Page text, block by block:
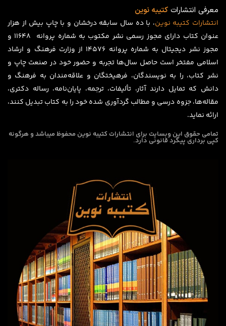
معرفی انتشاراتکتیبه نوین
انتشارات کتیبه نوین، با ده سال سابقه درخشان و با چاپ بیش از هزار
عنوان کتاب دارای مجوز رسمی نشر مکتوب به شماره پروانه ۱۱۶۴۸ و
مجوز نشر دیجیتال به شماره پروانه 14576 از وزارت فرهنگ و ارشاد
اسلامی مفتخر است حاصل سال‌ها تجربه و حضور خود در صنعت چاپ و
نشر کتاب، را به نویسندگان، فرهیختگان و علاقه‌مندان به فرهنگ و
دانش که تمایل دارند آثار، تألیفات، ترجمه، پایان‌نامه، رساله دکتری،
مقاله‌ها، جزوه درسی و مطالب گردآوری شده خود را به کتاب تبدیل کنند،
ارائه نماید.
تمامی حقوق این وبسایت برای انتشارات کتیبه نوین محفوظ میباشد و هرگونه
کپی برداری پیگرد قانونی دارد.